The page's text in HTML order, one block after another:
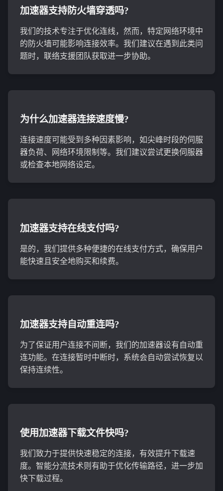
加速器支持防火墙穿透吗?
我们的技术专注于优化连线，然而，特定网络环境中
的防火墙可能影响连接效率。我们建议在遇到此类问
题时，联络支援团队获取进一步协助。
为什么加速器连接速度慢?
连接速度可能受到多种因素影响，如尖峰时段的伺服
器负荷、网络环境限制等。我们建议尝试更换伺服器
或检查本地网络设定。
加速器支持在线支付吗?
是的，我们提供多种便捷的在线支付方式，确保用户
能快速且安全地购买和续费。
加速器支持自动重连吗?
为了保证用户连接不间断，我们的加速器设有自动重
连功能。在连接暂时中断时，系统会自动尝试恢复以
保持连续性。
使用加速器下载文件快吗?
我们致力于提供快速稳定的连接，有效提升下载速
度。智能分流技术则有助于优化传输路径，进一步加
快下载过程。